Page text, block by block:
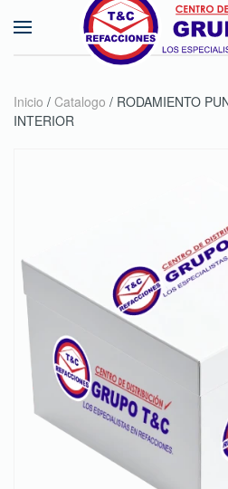
Skip to main content
Inicio / Catalogo / RODAMIENTO
INTERIOR